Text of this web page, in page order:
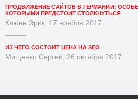
ПРОДВИЖЕНИЕ САЙТОВ В ГЕРМАНИИ:
КОТОРЫМИ ПРЕДСТОИТ СТОЛКНУТЬСЯ
Клюев Эрик, 17 ноября 2017
ИЗ ЧЕГО СОСТОИТ ЦЕНА НА SEO
Мищенко Сергей, 26 октября 2017